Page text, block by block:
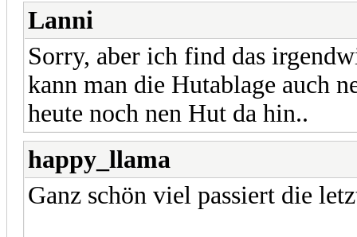
Lanni
Sorry, aber ich find das
kann man die Hutablage auch
heute noch nen Hut da hin..
happy_llama
Ganz schön viel passiert die